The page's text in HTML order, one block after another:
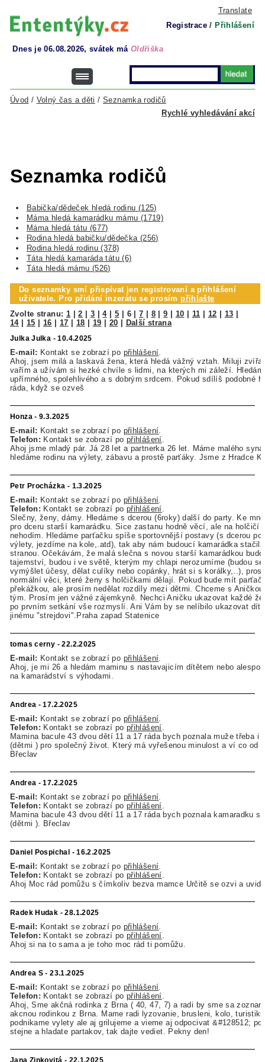
Translate
Registrace / Přihlášení
Dnes je 06.08.2026, svátek má Oldřiška
Rychlé vyhledávání akcí
Úvod / Volný čas a děti /Seznamka rodičů
Seznamka rodičů
Babička/dědeček hledá rodinu (125)
Máma hledá kamarádku mámu (1719)
Máma hledá tátu (677)
Rodina hledá babičku/dědečka (256)
Rodina hledá rodinu (378)
Táta hledá kamaráda tátu (6)
Táta hledá mámu (526)
Do seznamky smí přispívat jen registrovaní a přihlášení
uživatele. Pro přidání inzerátu se prosímpřihlašte
Zvolte stranu: 1 |2 3 |4| 5 6|7 8|9 10 11 12 13
14| 15 16 17 18 19 20 Další strana
Julka Julka - 10.4.2025
E-mail: Kontakt se zobrazí po přihlášení
Ahoj, jsem milá a laskavá žena, která hledá vážný vztah. Miluji
vařím a užívám si hezké chvíle s lidmi, na kterých mi záleží. Hledám
upřímného, spolehlivého a s dobrým srdcem. Pokud sdílíš podobné
ráda, když se ozveš
Honza - 9.3.2025
E-mail: Kontakt se zobrazí po přihlášení
Telefon: Kontakt se zobrazí po přihlášení
Ahoj jsme mladý pár. Já 28 let a partnerka 26 let. Máme malého
hledáme rodinu na výlety, zábavu a prostě parťáky. Jsme z Hradce
Petr Procházka - 1.3.2025
E-mail: Kontakt se zobrazí po přihlášení
Telefon: Kontakt se zobrazí po přihlášení
Slečny, ženy, dámy. Hledáme s dcerou (6roky) další do party. Ke
pro dceru starší kamarádku. Sice zastanu hodně věcí, ale na holčičí
nehodím. Hledáme parťačku spíše sportovnější postavy (s dcerou
výlety, jezdíme na kole,.atd), tak aby nám budoucí kamarádka
stranou. Očekávám, že malá slečna s novou starší kamarádkou
tajemství, budou i ve světě, kterým my chlapi nerozumíme (budou
vymýšlet účesy, dělat culíky nebo copánky, hrát si s korálky,..),
normální věci, které ženy s holčičkami dělají. Pokud bude mít
překážkou, ale prosím nedělat rozdíly mezi dětmi. Chceme s
tým. Prosím jen vážné zájemkyně. Nechci Aničku ukazovat každé
po prvním setkání vše rozmyslí. Ani Vám by se nelíbilo ukazovat
jinému "strejdovi".Praha zapad Statenice
tomas cerny - 22.2.2025
E-mail: Kontakt se zobrazí po přihlášení
Ahoj, je mi 26 a hledám maminu s nastavajicím dítětem nebo
na kamarádství s výhodami.
Andrea - 17.2.2025
E-mail: Kontakt se zobrazí po přihlášení
Telefon: Kontakt se zobrazí po přihlášení
Mamina bacule 43 dvou dětí 11 a 17 ráda bych poznala muže třeba i
(dětmi ) pro společný život. Který má vyřešenou minulost a ví co od
Břeclav
Andrea - 17.2.2025
E-mail: Kontakt se zobrazí po přihlášení
Telefon: Kontakt se zobrazí po přihlášení
Mamina bacule 43 dvou dětí 11 a 17 ráda bych poznala kamaradku s
(dětmi ). Břeclav
Daniel Pospichal - 16.2.2025
E-mail: Kontakt se zobrazí po přihlášení
Telefon: Kontakt se zobrazí po přihlášení
Ahoj Moc rád pomůžu s čímkoliv bezva mamce Určitě se ozvi a
Radek Hudak - 28.1.2025
E-mail: Kontakt se zobrazí po přihlášení
Telefon: Kontakt se zobrazí po přihlášení
Ahoj si na to sama a je toho moc rád ti pomůžu.
Andrea S - 23.1.2025
E-mail: Kontakt se zobrazí po přihlášení
Telefon: Kontakt se zobrazí po přihlášení
Ahoj, Sme akčná rodinka z Brna ( 40, 47, 7) a radi by sme sa
akcnou rodinkou z Brna. Mame radi lyzovanie, brusleni, kolo,
podnikame vylety ale aj grilujeme a vieme aj odpocivat &#128512;
stejne a hladate partakov, tak dajte vediet. Pekny den!
Jana Zinkovitá - 22.1.2025